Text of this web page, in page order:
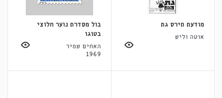
מודעת תירס גת
אוטה וליש
בול מסדרת נוער חלוצי
בטוגו
האחים שמיר
1969